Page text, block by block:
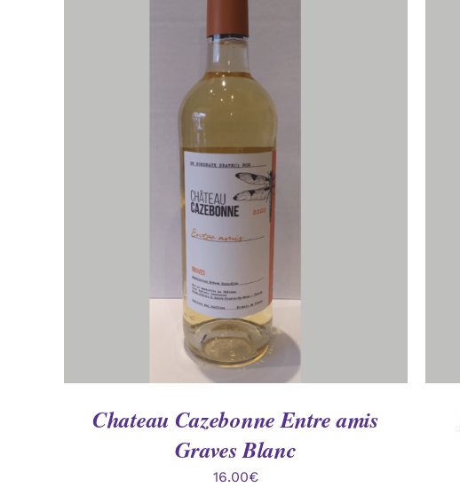
AJOUTER AU PANIER
Chateau Cazebonne Entre amis
Graves Blanc
16.00€